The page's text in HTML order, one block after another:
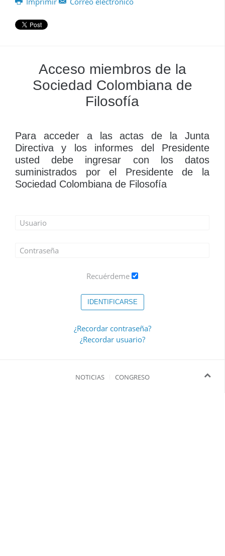
Acceso miembros de la
Sociedad Colombiana de
Filosofía
Para acceder a las actas de la Junta
Directiva y los informes del Presidente
usted debe ingresar con los datos
suministrados por el Presidente de la
Sociedad Colombiana de Filosofía
Recuérdeme
IDENTIFICARSE
¿Recordar contraseña?
¿Recordar usuario?
NOTICIAS CONGRESO